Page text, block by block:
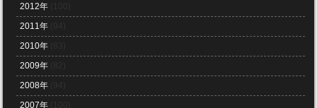
2012年
2011年
2010年
2009年
2008年
2007年